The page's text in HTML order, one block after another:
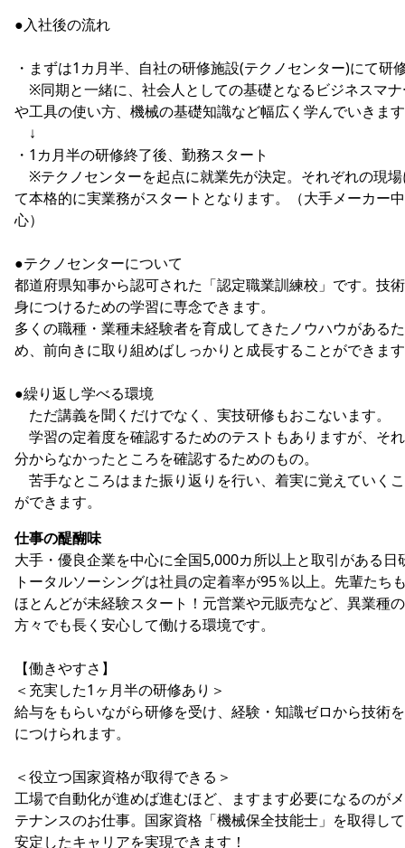
●入社後の流れ
・まずは1カ月半、自社の研修施設(テクノセンター)にて研
※同期と一緒に、社会人としての基礎となるビジネスマ
や工具の使い方、機械の基礎知識など幅広く学んでいきま
↓
・1カ月半の研修終了後、勤務スタート
※テクノセンターを起点に就業先が決定。それぞれの現
て本格的に実業務がスタートとなります。（大手メーカー中
心）
●テクノセンターについて
都道府県知事から認可された「認定職業訓練校」です。技
身につけるための学習に専念できます。
多くの職種・業種未経験者を育成してきたノウハウがあるた
め、前向きに取り組めばしっかりと成長することができま
●繰り返し学べる環境
ただ講義を聞くだけでなく、実技研修もおこないます。
学習の定着度を確認するためのテストもありますが、そ
分からなかったところを確認するためのもの。
苦手なところはまた振り返りを行い、着実に覚えていく
ができます。
仕事の醍醐味
大手・優良企業を中心に全国5,000カ所以上と取引がある日
トータルソーシングは社員の定着率が95％以上。先輩たち
ほとんどが未経験スタート！元営業や元販売など、異業種の
方々でも長く安心して働ける環境です。
【働きやすさ】
＜充実した1ヶ月半の研修あり＞
給与をもらいながら研修を受け、経験・知識ゼロから技術
につけられます。
＜役立つ国家資格が取得できる＞
工場で自動化が進めば進むほど、ますます必要になるのが
テナンスのお仕事。国家資格「機械保全技能士」を取得し
安定したキャリアを実現できます！